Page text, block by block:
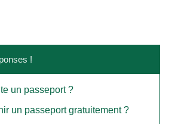
!
un passeport ?
un passeport gratuitement ?